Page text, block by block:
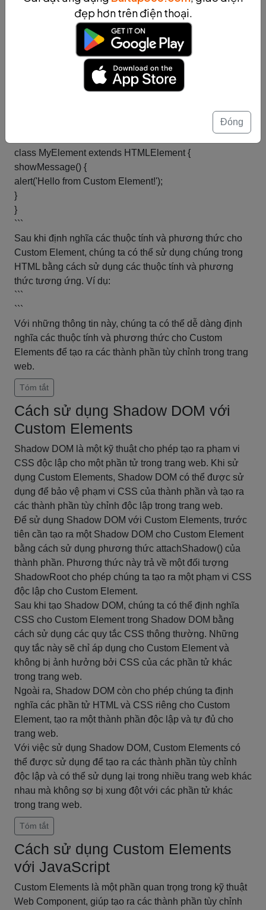
to ${newValue}`);
Để định nghĩa một phương thức cho Custom Element,
chúng ta có thể sử dụng khai báo phương thức bình
Ví dụ, để định nghĩa một phương thức `showMessage`
cho Custom Element, chúng ta có thể sử dụng mã sau:
class MyElement extends HTMLElement {
showMessage() {
alert('Hello from Custom Element!');
}
}
```
Sau khi định nghĩa các thuộc tính và phương thức cho
Custom Element, chúng ta có thể sử dụng chúng trong
HTML bằng cách sử dụng các thuộc tính và phương
thức tương ứng. Ví dụ:
```
```
Với những thông tin này, chúng ta có thể dễ dàng định
nghĩa các thuộc tính và phương thức cho Custom
Elements để tạo ra các thành phần tùy chỉnh trong trang
web.
Tóm tắt
Cách sử dụng Shadow DOM với
Custom Elements
Shadow DOM là một kỹ thuật cho phép tạo ra phạm vi
CSS độc lập cho một phần tử trong trang web. Khi sử
dụng Custom Elements, Shadow DOM có thể được sử
dụng để bảo vệ phạm vi CSS của thành phần và tạo ra
các thành phần tùy chỉnh độc lập trong trang web.
Để sử dụng Shadow DOM với Custom Elements, trước
tiên cần tạo ra một Shadow DOM cho Custom Element
bằng cách sử dụng phương thức attachShadow() của
thành phần. Phương thức này trả về một đối tượng
ShadowRoot cho phép chúng ta tạo ra một phạm vi CSS
độc lập cho Custom Element.
Sau khi tạo Shadow DOM, chúng ta có thể định nghĩa
CSS cho Custom Element trong Shadow DOM bằng
cách sử dụng các quy tắc CSS thông thường. Những
quy tắc này sẽ chỉ áp dụng cho Custom Element và
không bị ảnh hưởng bởi CSS của các phần tử khác
trong trang web.
Ngoài ra, Shadow DOM còn cho phép chúng ta định
nghĩa các phần tử HTML và CSS riêng cho Custom
Element, tạo ra một thành phần độc lập và tự đủ cho
trang web.
Với việc sử dụng Shadow DOM, Custom Elements có
thể được sử dụng để tạo ra các thành phần tùy chỉnh
độc lập và có thể sử dụng lại trong nhiều trang web khác
nhau mà không sợ bị xung đột với các phần tử khác
trong trang web.
Tóm tắt
Cách sử dụng Custom Elements
với JavaScript
Custom Elements là một phần quan trọng trong kỹ thuật
Web Component, giúp tạo ra các thành phần tùy chỉnh
đẹp hơn trên điện thoại.
Đóng